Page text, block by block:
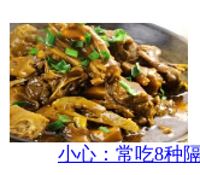
小心：常吃8种